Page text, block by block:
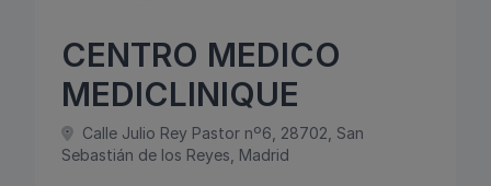
CENTRO MEDICO
MEDICLINIQUE
Calle Julio Rey Pastor nº6, 28702, San
Sebastián de los Reyes, Madrid